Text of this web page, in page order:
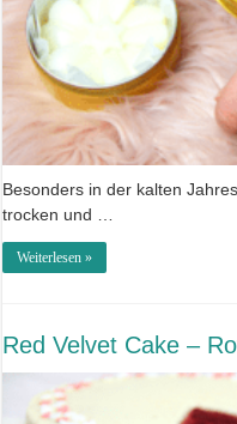
Besonders in der kalten
trocken und …
Weiterlesen »
Red Velvet Cake –